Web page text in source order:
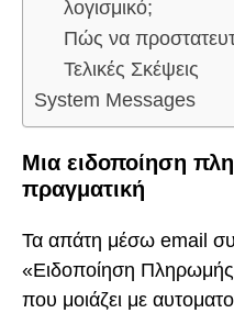
λογισμικό;
Πώς να
Τελικές Σκέψεις
System Messages
Μια ειδοποίηση
πραγματική
Τα απάτη μέσω email
«Ειδοποίηση
που μοιάζει με